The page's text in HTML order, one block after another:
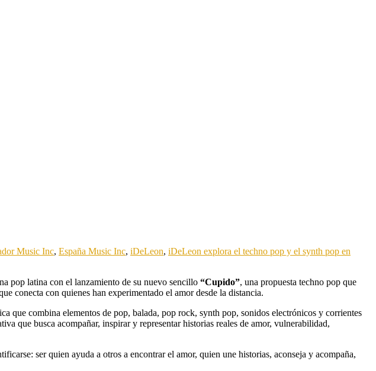
Music Inc, España Music Inc, iDeLeon, iDeLeon explora el techno pop y el synth pop en
pop latina con el lanzamiento de su nuevo sencillo “Cupido”, una propuesta techno pop que
conecta con quienes han experimentado el amor desde la distancia.
que combina elementos de pop, balada, pop rock, synth pop, sonidos electrónicos y corrientes
que busca acompañar, inspirar y representar historias reales de amor, vulnerabilidad,
ser quien ayuda a otros a encontrar el amor, quien une historias, aconseja y acompaña,